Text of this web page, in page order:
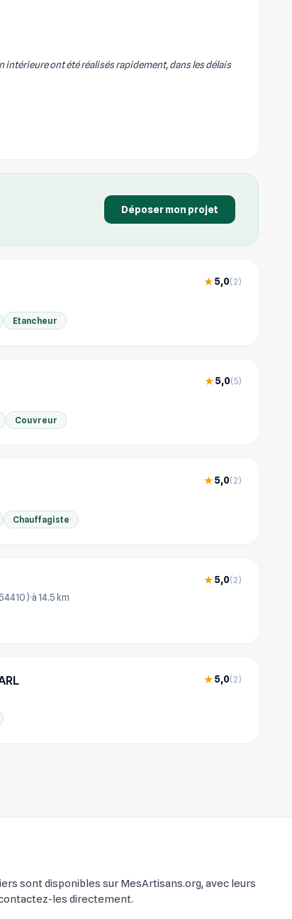
sont disponibles sur MesArtisans.org, avec leurs
les directement.
intérieure ont été réalisés rapidement, dans les délais
Déposer mon projet
★5,0(2)
Etancheur
★5,0(5)
Couvreur
★5,0(2)
Chauffagiste
★5,0(2)
à 14.5 km
★5,0(2)